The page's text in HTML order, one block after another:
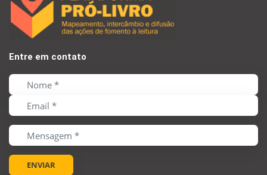
Entre em contato